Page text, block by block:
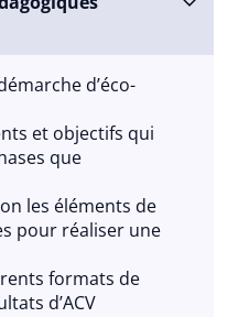
d’éco-
et objectifs​ qui
​que
les éléments de
pour réaliser une
formats de
d’ACV